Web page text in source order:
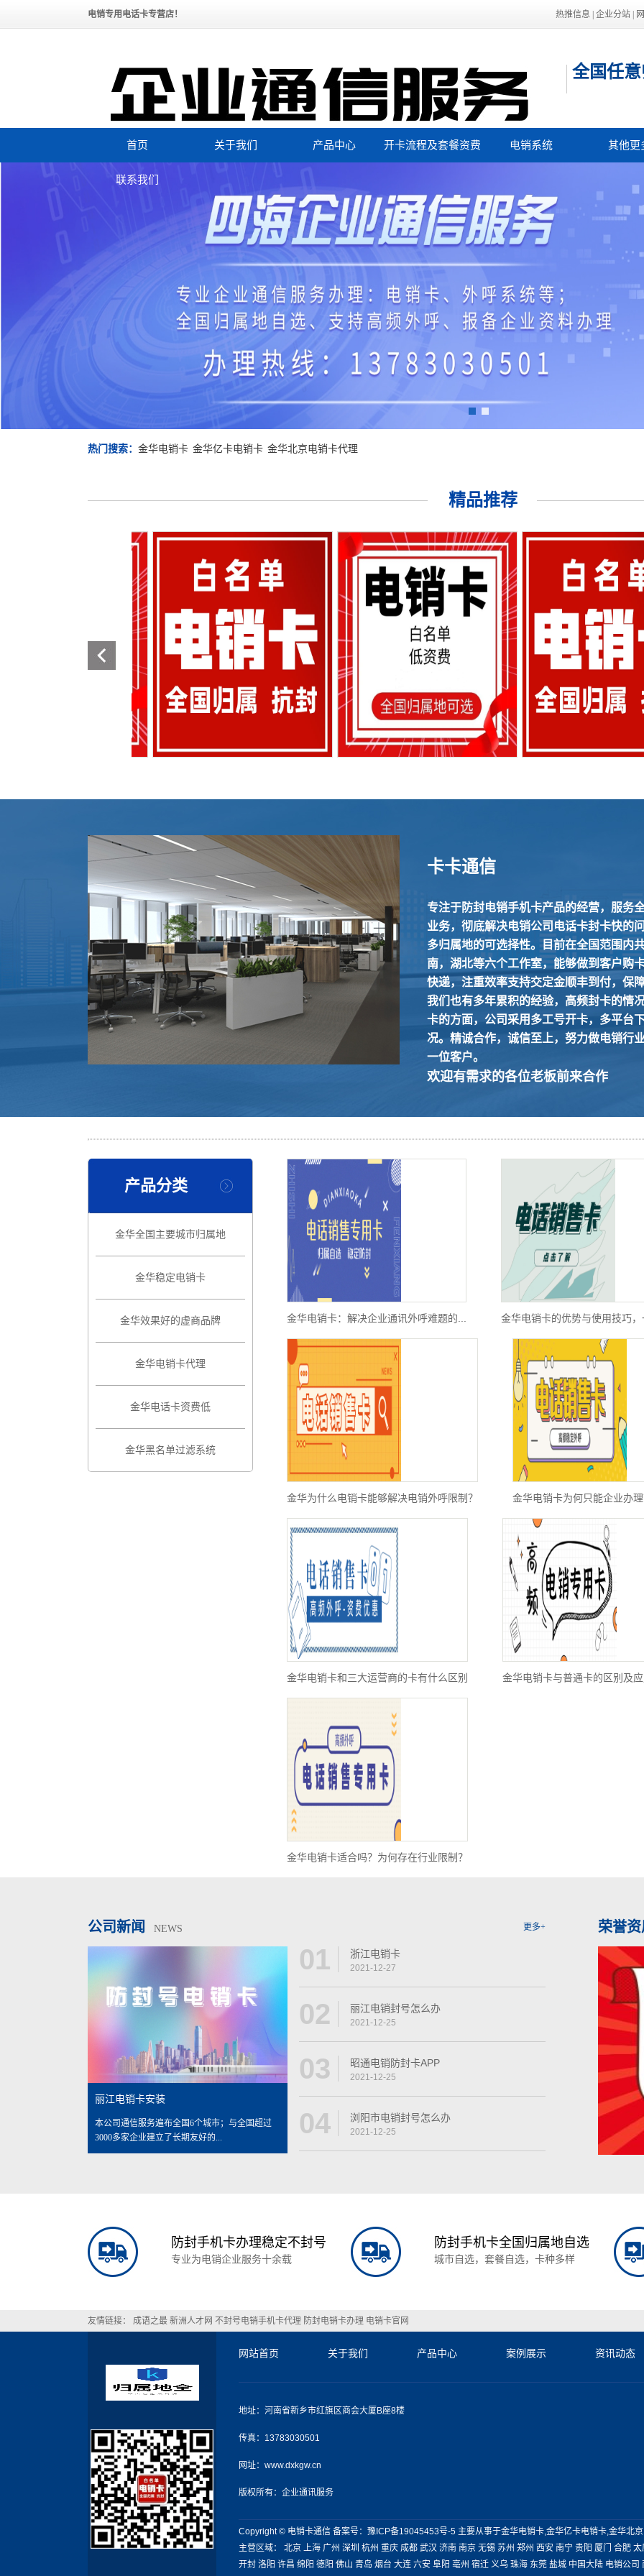
电销专用电话卡专营店！ 热推信息 企业分站
全国任
首页 关于我们
企业文化
资质荣誉
产品中心
金华稳定电销卡
金华效果好的虚商品牌
金华电销卡代理
金华电话卡资费低
金华黑名单过滤系统
开卡流程及套餐资费 电销系统 其他更
400电
办理获
办理商
106短
注册流
联系我们
热门搜索： 金华电销卡 金华亿卡电销卡 金华北京电销卡代理
精品推荐
卡卡通信
专注于防封电销手机卡产品的经营，服务
业务，彻底解决电销公司电话卡封卡快的
多归属地的可选择性。目前在全国范围内
南，湖北等六个工作室，能够做到客户购
快递，注重效率支持交定金顺丰到付，保
我们也有多年累积的经验，高频封卡的情
卡的方面，公司采用多工号开卡，多平台
况。 精诚合作，诚信至上，努力做电销行
一位客户。
欢迎有需求的各位老板前来合作
产品分类
金华全国主要城市归属地
金华稳定电销卡
金华效果好的虚商品牌
金华电销卡代理
金华电话卡资费低
金华黑名单过滤系统
金华电销卡：解决企业通讯外呼难题的... 金华电销卡的优势与使用技巧
金华为什么电销卡能够解决电销外呼限制？ 金华电销卡为何只能企业办理
金华电销卡和三大运营商的卡有什么区别 金华电销卡与普通卡的区别及
金华电销卡适合吗？为何存在行业限制？
公司新闻 NEWS 更多+
丽江电销卡安装
本公司通信服务遍布全国6个城市；与全国超过
3000多家企业建立了长期友好的...
01 浙江电销卡
2021-12-27
02 丽江电销封号怎么办
2021-12-25
03 昭通电销防封卡APP
2021-12-25
04 浏阳市电销封号怎么办
2021-12-25
荣誉
防封手机卡办理稳定不封号
专业为电销企业服务十余载
防封手机卡全国归属地自选
城市自选，套餐自选，卡种多样
友情链接： 成语之最 新洲人才网 不封号电销手机卡代理 防封电销卡办理 电销卡官网
网站首页 关于我们 产品中心 案例展示 资讯动态
地址：河南省新乡市红旗区商会大厦B座8楼
传真：13783030501
网址：www.dxkgw.cn
版权所有：企业通讯服务
Copyright © 电销卡通信 备案号： 豫ICP备19045453号-5 主要从事于金华电销卡,金华亿卡电销卡,金华北
主营区域： 北京 上海 广州 深圳 杭州 重庆 成都 武汉 济南 南京 无锡 苏州 郑州 西安 南宁 贵阳 厦门 合肥 太
开封 洛阳 许昌 绵阳 德阳 佛山 青岛 烟台 大连 六安 阜阳 亳州 宿迁 义乌 珠海 东莞 盐城 中国大陆 电销公司